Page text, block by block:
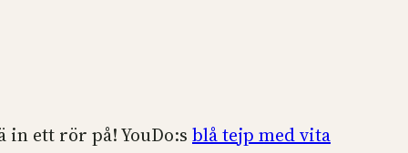
in ett rör på! YouDo:s blå tejp med vita